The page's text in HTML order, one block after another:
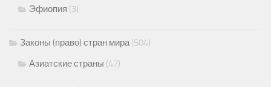
Эфиопия (3)
Законы (право) стран мира(504)
Азиатские страны (47)